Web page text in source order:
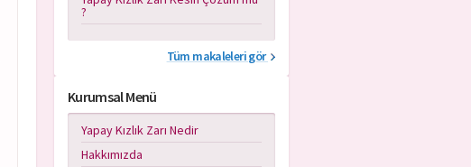
?
Tüm makaleleri gör
Kurumsal Menü
Yapay Kızlık Zarı Nedir
Hakkımızda